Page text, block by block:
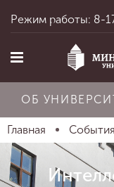
Режим работы: 8-
ОБ
Главная События